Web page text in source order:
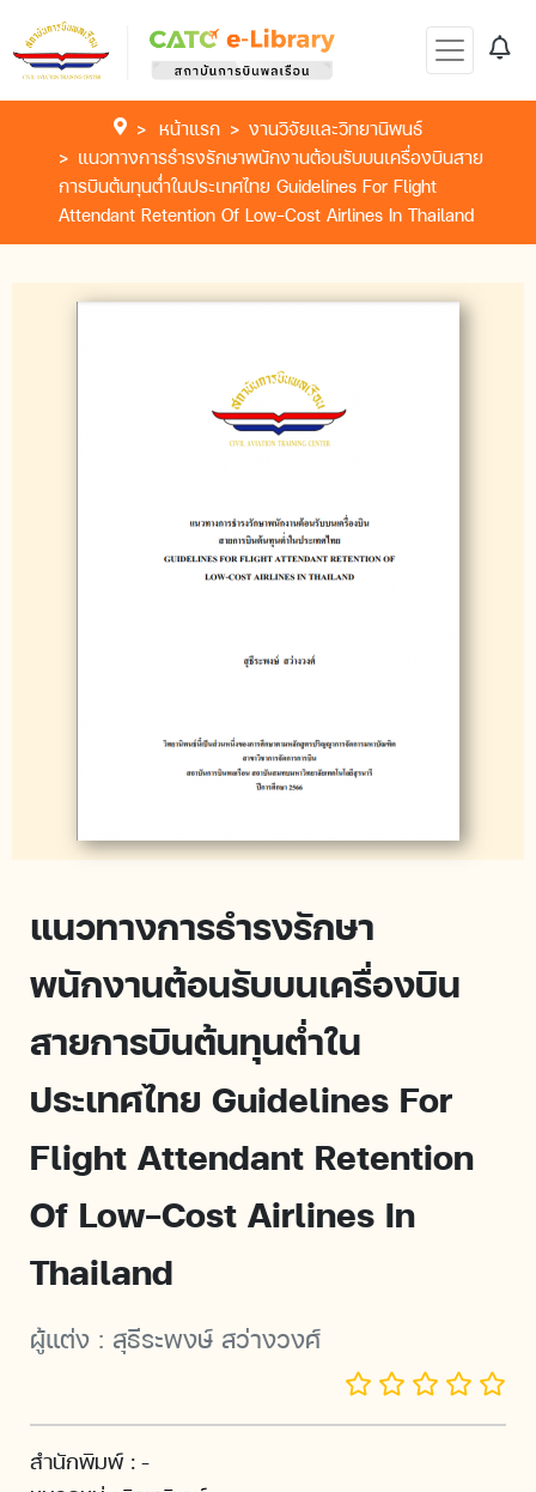
หน้าแรก
งานวิจัยและวิทยานิพนธ์
แนวทางการธำรงรักษาพนักงานต้อนรับบนเครื่องบินสาย
การบินต้นทุนต่ำในประเทศไทย Guidelines For Flight
Attendant Retention Of Low-Cost Airlines In Thailand
แนวทางการธำรงรักษา
พนักงานต้อนรับบนเครื่องบิน
สายการบินต้นทุนต่ำใน
ประเทศไทย Guidelines For
Flight Attendant Retention
Of Low-Cost Airlines In
Thailand
ผู้แต่ง : สุธีระพงษ์ สว่างวงศ์
สำนักพิมพ์ : -